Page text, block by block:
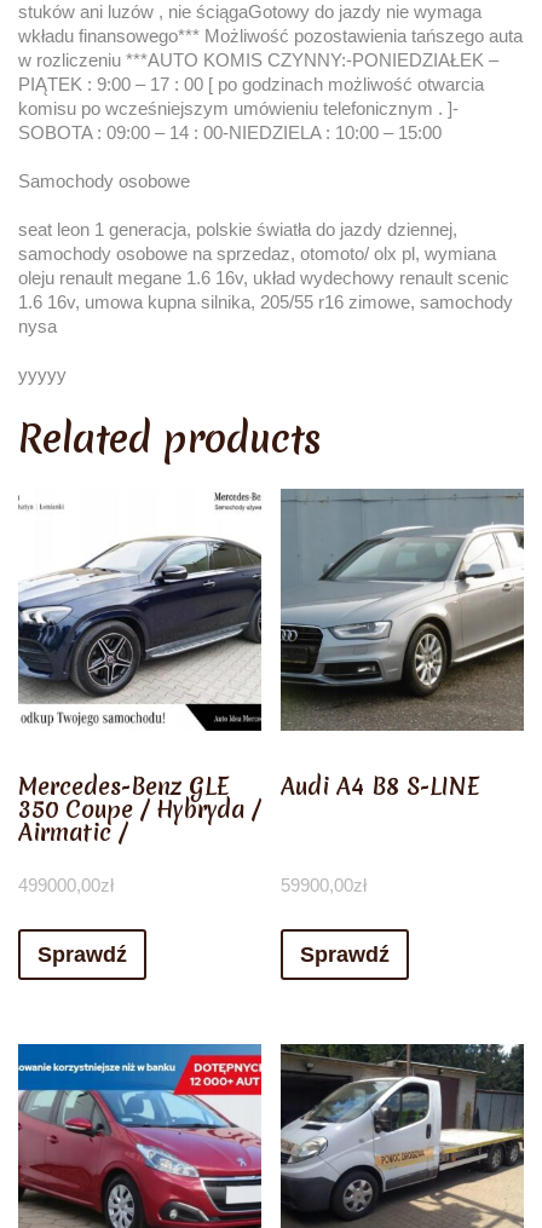
stuków ani luzów , nie ściągaGotowy do jazdy nie wymaga
wkładu finansowego*** Możliwość pozostawienia tańszego auta
w rozliczeniu ***AUTO KOMIS CZYNNY:-PONIEDZIAŁEK –
PIĄTEK : 9:00 – 17 : 00 [ po godzinach możliwość otwarcia
komisu po wcześniejszym umówieniu telefonicznym . ]-
SOBOTA : 09:00 – 14 : 00-NIEDZIELA : 10:00 – 15:00
Samochody osobowe
seat leon 1 generacja, polskie światła do jazdy dziennej,
samochody osobowe na sprzedaz, otomoto/ olx pl, wymiana
oleju renault megane 1.6 16v, układ wydechowy renault scenic
1.6 16v, umowa kupna silnika, 205/55 r16 zimowe, samochody
nysa
yyyyy
Related products
Mercedes-Benz GLE
350 Coupe / Hybryda /
Airmatic /
499000,00zł
Sprawdź
Audi A4 B8 S-LINE
59900,00zł
Sprawdź